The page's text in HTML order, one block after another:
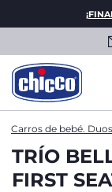
Carros de bebé.
TRÍO
FIRST